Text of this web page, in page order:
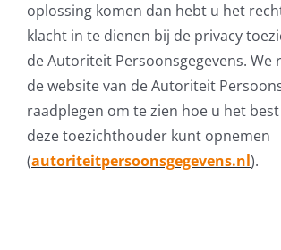
oplossing komen dan hebt u het
klacht in te dienen bij de privacy
de Autoriteit Persoonsgegevens. We
de website van de Autoriteit
raadplegen om te zien hoe u het
deze toezichthouder kunt opnemen
(autoriteitpersoonsgegevens.nl).